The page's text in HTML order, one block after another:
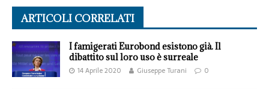
ARTICOLI CORRELATI
I famigerati Eurobond esistono già. Il
dibattito sul loro uso è surreale
14 Aprile 2020 Giuseppe Turani 0